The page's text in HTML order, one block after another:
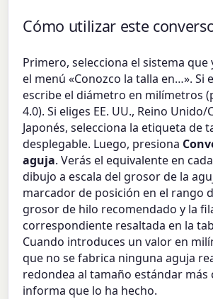
Cómo utilizar este
Primero, selecciona el sistema que
el menú «Conozco la talla en…». Si
escribe el diámetro en milímetros
4.0). Si eliges EE. UU., Reino Unido/
Japonés, selecciona la etiqueta de
desplegable. Luego, presiona
aguja. Verás el equivalente en
dibujo a escala del grosor de la
marcador de posición en el rango
grosor de hilo recomendado y la
correspondiente resaltada en la
Cuando introduces un valor en
que no se fabrica ninguna aguja
redondea al tamaño estándar más
informa que lo ha hecho.